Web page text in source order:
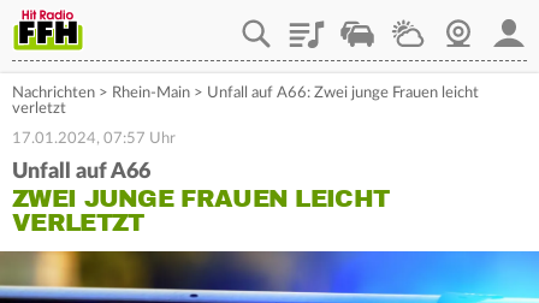
PlaylistStaupilotWetterWebcam
Nachrichten > Rhein-Main > Unfall auf A66: Zwei junge Frauen leicht
verletzt
17.01.2024, 07:57 Uhr
Unfall auf A66
ZWEI JUNGE FRAUEN LEICHT
VERLETZT